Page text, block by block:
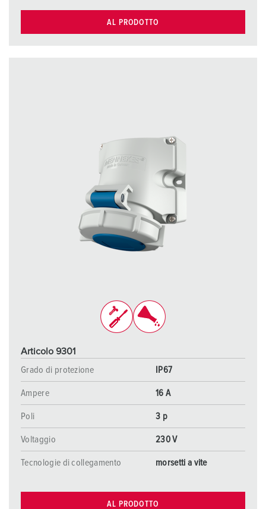
AL PRODOTTO
Articolo 9301
Grado di protezione
IP67
Ampere 16 A
Poli 3 p
Voltaggio 230 V
Tecnologie di collegamento morsetti a vite
AL PRODOTTO